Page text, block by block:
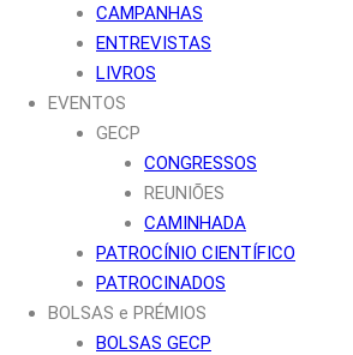
CAMPANHAS
ENTREVISTAS
LIVROS
EVENTOS
GECP
CONGRESSOS
REUNIÕES
CAMINHADA
PATROCÍNIO CIENTÍFICO
PATROCINADOS
BOLSAS e PRÉMIOS
BOLSAS GECP